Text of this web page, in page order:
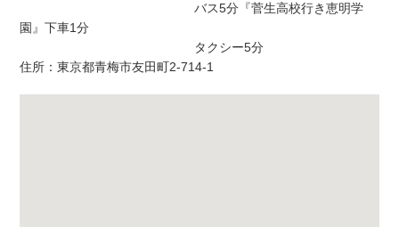
バス5分『菅生高校行き恵明学
園』下車1分
タクシー5分
住所：東京都青梅市友田町2-714-1